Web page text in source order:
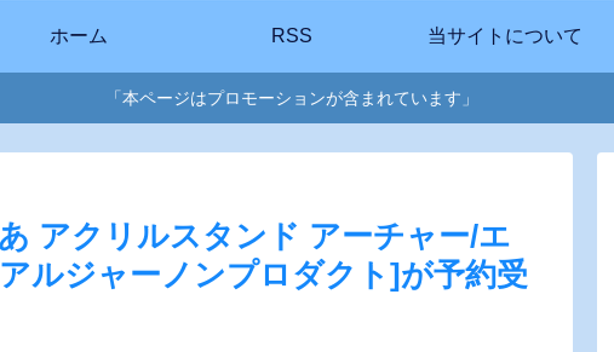
ホーム RSS 当サイトについて
「本ページはプロモーションが含まれています」
アクリルスタンド アーチャー/エ
ルジャーノンプロダクト]が予約受